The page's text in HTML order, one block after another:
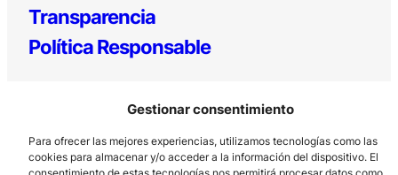
Gestionar consentimiento
Para ofrecer las mejores experiencias, utilizamos tecnologías como las
cookies para almacenar y/o acceder a la información del dispositivo. El
Transparencia
Política Responsable